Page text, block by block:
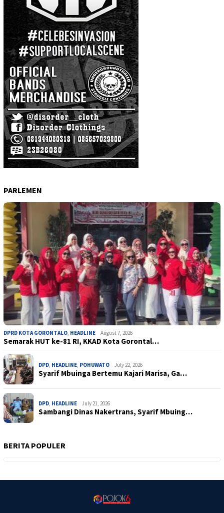
PARLEMEN
DPRD KOTA GORONTALO, HEADLINE August 7, 2026
Semarak HUT ke-81 RI, KKAD Kota Gorontal…
DPD, HEADLINE, POHUWATO July 22, 2026
Syarif Mbuinga Bertemu Kajari Marisa, Ga…
DPD, HEADLINE July 21, 2026
Sambangi Dinas Nakertrans, Syarif Mbuing…
BERITA POPULER